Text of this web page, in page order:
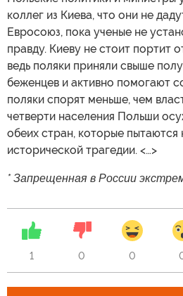
коллег из Киева, что они не
Евросоюз, пока ученые не
правду. Киеву не стоит портит
ведь поляки приняли свыше
беженцев и активно помогают
поляки спорят меньше, чем
четверти населения Польши
обеих стран, которые пытаются
исторической трагедии. <…>
* Запрещенная в России
1 0 0